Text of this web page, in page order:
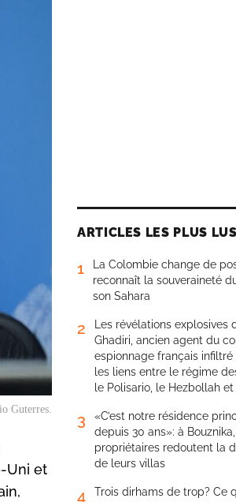
Guterres.
Uni et
ARTICLES LES PLUS LUS
1
La Colombie change de
reconnaît la souveraineté
son Sahara
2
Les révélations explosives
Ghadiri, ancien agent du
espionnage français infiltré
les liens entre le régime
le Polisario, le Hezbollah et
3
«C’est notre résidence
depuis 30 ans»: à
propriétaires redoutent la
de leurs villas
4
Trois dirhams de trop? Ce